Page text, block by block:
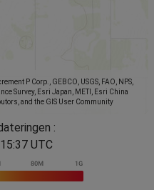
P Corp., GEBCO, USGS, FAO, NPS,
Survey, Esri Japan, METI, Esri China
and the GIS User Community
:
UTC